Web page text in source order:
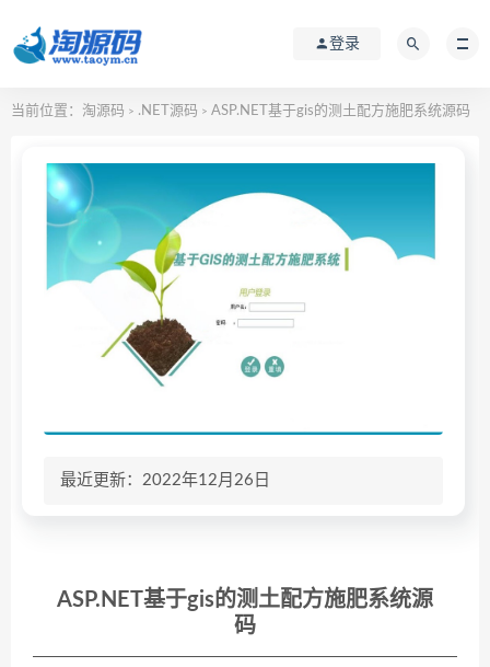
登录
当前位置： 淘源码 > .NET源码 > ASP.NET基于gis的测土配方施肥系统源码
最近更新：2022年12月26日
ASP.NET基于gis的测土配方施肥系统源
码